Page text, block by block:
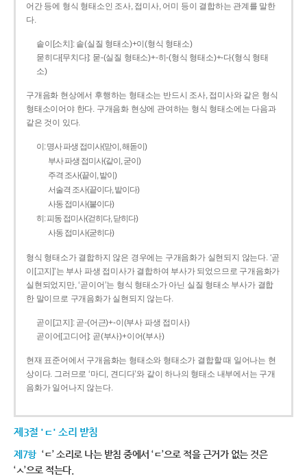
어간 등에 형식 형태소인 조사, 접미사, 어미 등이 결합하는 관계를 말한
다.
솥이[소치]: 솥(실질 형태소)+이(형식 형태소)
묻히다[무치다]: 묻­-(실질 형태소)+­-히­-(형식 형태소)+-다(형식 형태
소)
구개음화 현상에서 후행하는 형태소는 반드시 조사, 접미사와 같은 형식
형태소이어야 한다. 구개음화 현상에 관여하는 형식 형태소에는 다음과
같은 것이 있다.
이: 명사 파생 접미사(맏이, 해돋이)
부사 파생 접미사(같이, 굳이)
주격 조사(끝이, 밭이)
서술격 조사(끝이다, 밭이다)
사동 접미사(붙이다)
히: 피동 접미사(걷히다, 닫히다)
사동 접미사(굳히다)
형식 형태소가 결합하지 않은 경우에는 구개음화가 실현되지 않는다. ‘곧
이[고지]’는 부사 파생 접미사가 결합하여 부사가 되었으므로 구개음화가
실현되었지만, ‘곧이어’는 형식 형태소가 아닌 실질 형태소 부사가 결합
한 말이므로 구개음화가 실현되지 않는다.
곧이[고지]: 곧-­(어근)+­-이(부사 파생 접미사)
곧이어[고디어]: 곧(부사)+이어(부사)
현재 표준어에서 구개음화는 형태소와 형태소가 결합할 때 일어나는 현
상이다. 그러므로 ‘마디, 견디다’와 같이 하나의 형태소 내부에서는 구개
음화가 일어나지 않는다.
제3절 'ㄷ' 소리 받침
제7항 ‘ㄷ’ 소리로 나는 받침 중에서 ‘ㄷ’으로 적을 근거가 없는 것은
‘ㅅ’으로 적는다.